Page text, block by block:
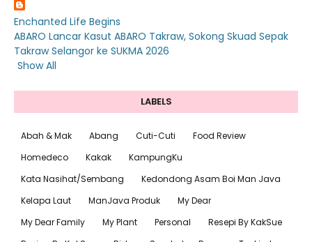
Enchanted Life Begins
ABARO Lancar Kasut ABARO Takraw, Sokong Skuad Sepak
Takraw Selangor ke SUKMA 2026
Show All
LABELS
Abah & Mak Abang Cuti-Cuti
Food Review
Homedeco
Kakak
KampungKu
Kata Nasihat/Sembang
Kedondong Asam Boi Man Java
Kelapa Laut
ManJava Produk
My Dear
My Dear Family
My Plant Personal
Resepi By KakSue